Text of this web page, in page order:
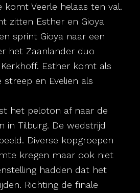
komt Veerle helaas ten val.
zitten Esther en Gioya
sprint Gioya naar een
het Zaanlander duo
Esther komt als
streep en Evelien als
het peloton af naar de
in Tilburg. De wedstrijd
Diverse kopgroepen
kregen maar ook niet
hadden dat het
Richting de finale